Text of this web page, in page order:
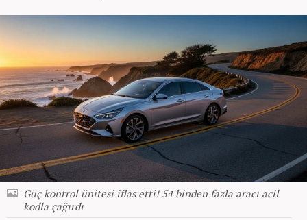
Güç kontrol ünitesi iflas etti! 54 binden fazla aracı acil
kodla çağırdı